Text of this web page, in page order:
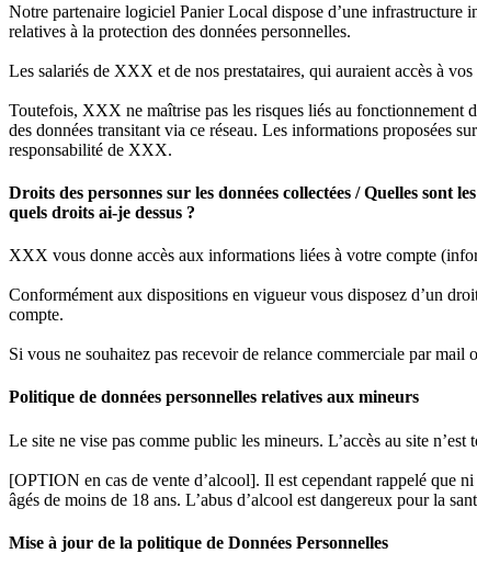
Notre partenaire logiciel Panier Local dispose d’une infrastructure
relatives à la protection des données personnelles.
Les salariés de XXX et de nos prestataires, qui auraient accès à
Toutefois, XXX ne maîtrise pas les risques liés au fonctionnement
des données transitant via ce réseau. Les informations proposées
responsabilité de XXX.
Droits des personnes sur les données collectées / Quelles sont
quels droits ai-je dessus ?
XXX vous donne accès aux informations liées à votre compte
Conformément aux dispositions en vigueur vous disposez d’un
compte.
Si vous ne souhaitez pas recevoir de relance commerciale par mail
Politique de données personnelles relatives aux mineurs
Le site ne vise pas comme public les mineurs. L’accès au site
[OPTION en cas de vente d’alcool]. Il est cependant rappelé que
âgés de moins de 18 ans. L’abus d’alcool est dangereux pour la
Mise à jour de la politique de Données Personnelles